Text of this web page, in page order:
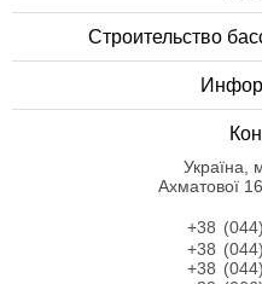
Строительство
Українa,
Ахматової
+38
+38
+38